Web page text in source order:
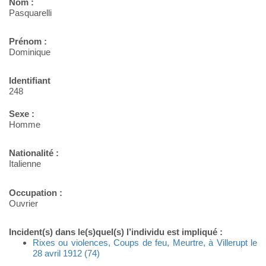
Nom :
Pasquarelli
Prénom :
Dominique
Identifiant
248
Sexe :
Homme
Nationalité :
Italienne
Occupation :
Ouvrier
Incident(s) dans le(s)quel(s) l’individu est impliqué :
Rixes ou violences, Coups de feu, Meurtre, à Villerupt le
28 avril 1912 (74)